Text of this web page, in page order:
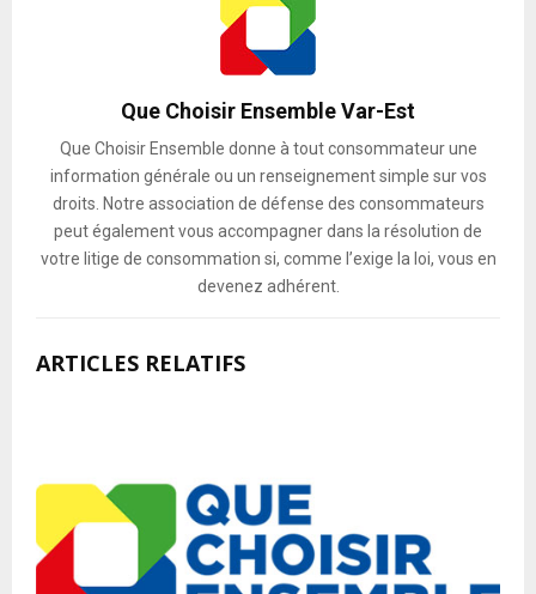
Que Choisir Ensemble Var-Est
Que Choisir Ensemble donne à tout consommateur une
information générale ou un renseignement simple sur vos
droits. Notre association de défense des consommateurs
peut également vous accompagner dans la résolution de
votre litige de consommation si, comme l’exige la loi, vous en
devenez adhérent.
ARTICLES RELATIFS